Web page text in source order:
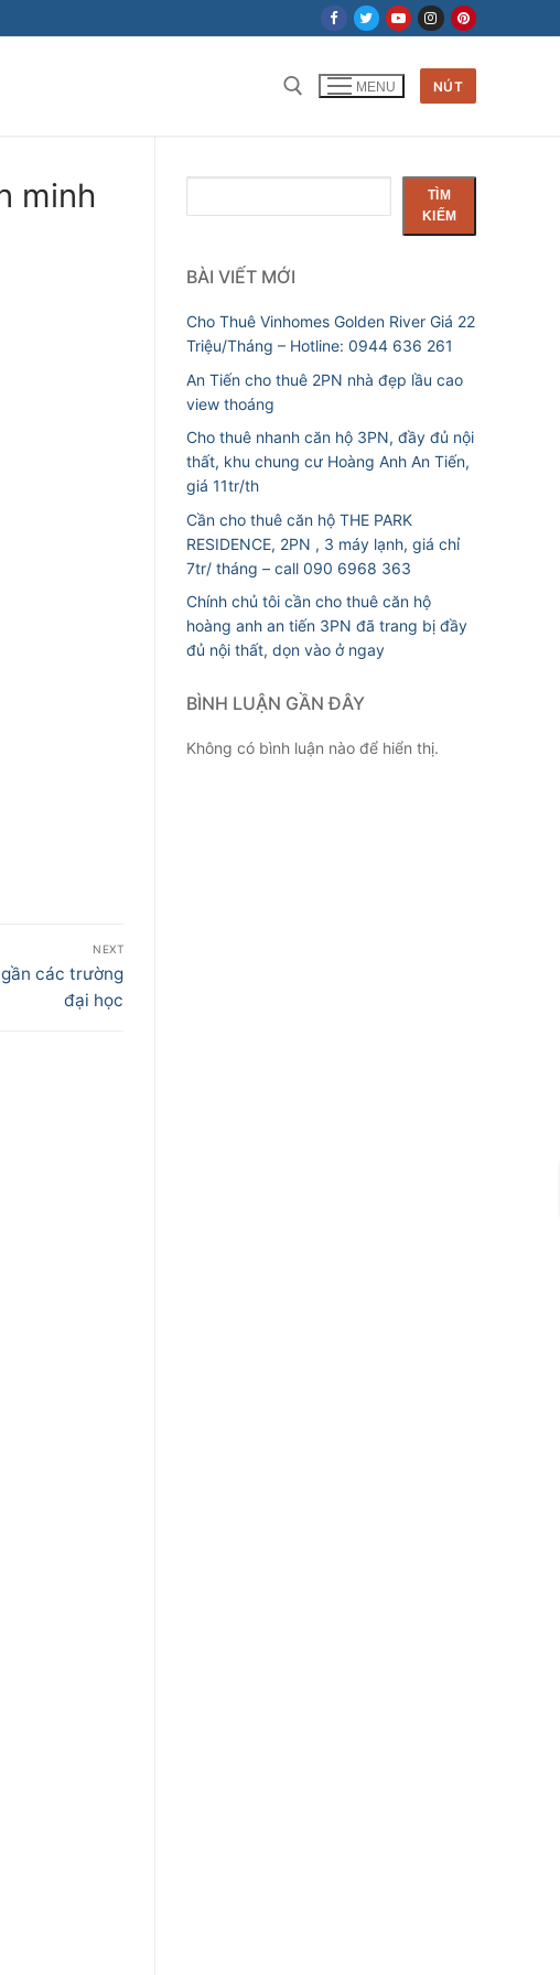
MENU NÚT
minh
NEXT
các trường
đại học
kiếm
TÌM
KIẾM
BÀI VIẾT MỚI
Cho Thuê Vinhomes Golden River Giá 22
Triệu/Tháng – Hotline: 0944 636 261
An Tiến cho thuê 2PN nhà đẹp lầu cao
view thoáng
Cho thuê nhanh căn hộ 3PN, đầy đủ nội
thất, khu chung cư Hoàng Anh An Tiến,
giá 11tr/th
Cần cho thuê căn hộ THE PARK
RESIDENCE, 2PN , 3 máy lạnh, giá chỉ
7tr/ tháng – call 090 6968 363
Chính chủ tôi cần cho thuê căn hộ
hoàng anh an tiến 3PN đã trang bị đầy
đủ nội thất, dọn vào ở ngay
BÌNH LUẬN GẦN ĐÂY
Không có bình luận nào để hiển thị.